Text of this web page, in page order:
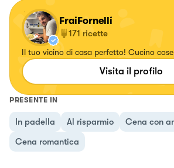
FraiFornelli
171 ricette
Il tuo vicino di casa perfetto! Cucino cose
Visita il profilo
PRESENTE IN
In padella Al risparmio
Cena con
Cena romantica